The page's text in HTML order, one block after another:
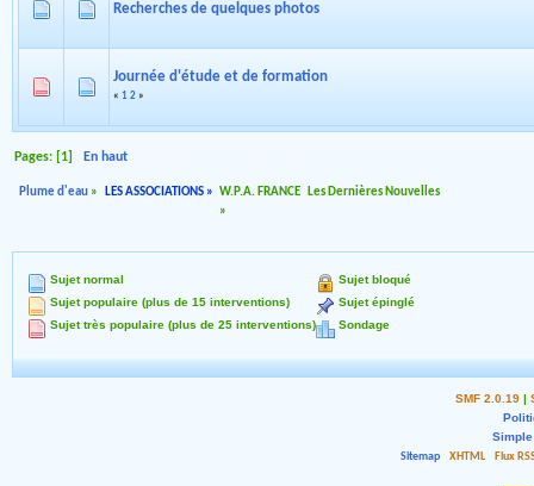
Recherches de quelques photos
Journée d'étude et de formation
« 1 2 »
Pages: [1] En haut
Plume d'eau » LES ASSOCIATIONS» W.P.A. FRANCE
»
Les Dernières Nouvelles
Sujet normal
Sujet populaire (plus de 15 interventions)
Sujet très populaire (plus de 25 interventions)
Sujet bloqué
Sujet épinglé
Sondage
SMF 2.0.19 |
Sitemap
XHTML Flux